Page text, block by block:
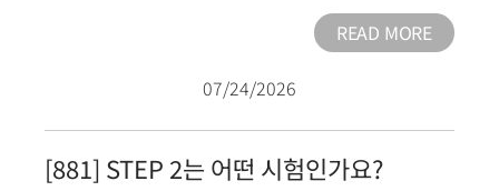
READ MORE
07/24/2026
[881] STEP 2는 어떤 시험인가요?